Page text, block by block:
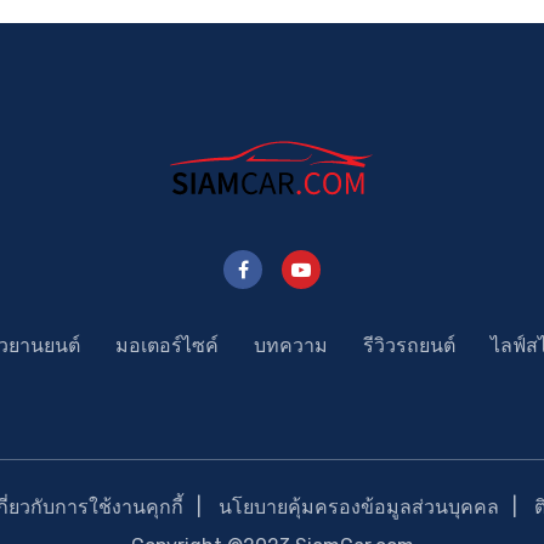
ยานยนต์ มอเตอร์ไซค์ บทความ รีวิวรถยนต์ ไลฟ์ส
ยวกับการใช้งานคุกกี้ นโยบายคุ้มครองข้อมูลส่วนบุคคล